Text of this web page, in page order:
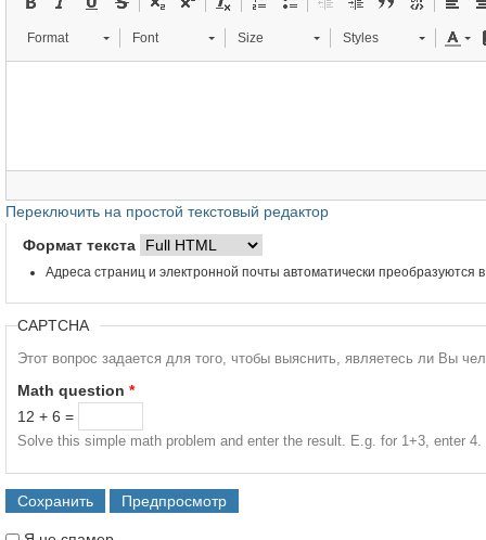
Format Font Size Styles
Переключить на простой текстовый редактор
Формат текста
Адреса страниц и электронной почты автоматически преобразуются
CAPTCHA
Этот вопрос задается для того, чтобы выяснить, являетесь ли Вы
Math question *
12 + 6 =
Solve this simple math problem and enter the result. E.g. for 1+3, enter 4.